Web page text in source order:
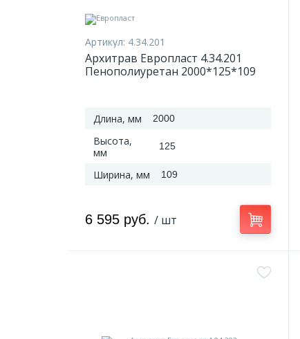
Артикул: 4.34.201
Архитрав Европласт 4.34.201
Пенополиуретан 2000*125*109
Длина, мм 2000
Высота,
мм
125
Ширина, мм 109
6 595 руб. / шт